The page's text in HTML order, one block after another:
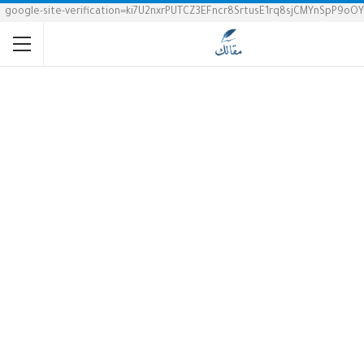
google-site-verification=ki7U2nxrPUTCZ3EFncr8SrtusE1rq8sjCMYnSpP9oOY